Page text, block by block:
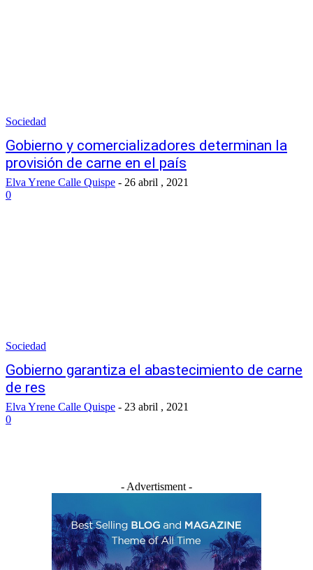
Sociedad
Gobierno y comercializadores determinan la
provisión de carne en el país
Elva Yrene Calle Quispe - 26 abril , 2021
0
Sociedad
Gobierno garantiza el abastecimiento de carne
de res
Elva Yrene Calle Quispe - 23 abril , 2021
0
- Advertisment -